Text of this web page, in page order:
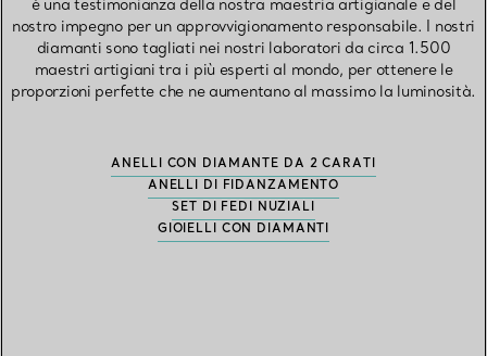
è una testimonianza della nostra maestria artigianale e del
nostro impegno per un approvvigionamento responsabile. I nostri
diamanti sono tagliati nei nostri laboratori da circa 1.500
maestri artigiani tra i più esperti al mondo, per ottenere le
proporzioni perfette che ne aumentano al massimo la luminosità.
ANELLI CON DIAMANTE DA 2 CARATI
ANELLI DI FIDANZAMENTO
SET DI FEDI NUZIALI
GIOIELLI CON DIAMANTI